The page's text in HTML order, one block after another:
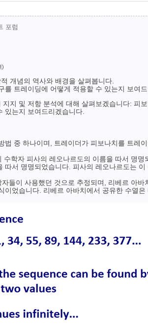
포럼
)
개념의 역사와 배경을 살펴봅니다.
를 트레이딩에 어떻게 적용할 수 있는지 보여드
지 및 저항 분석에 대해 살펴보겠습니다: 피
있는지 보여드리겠습니다.
법 중 하나이며, 트레이더가 피보나치를 트레
수학자 피사의 레오나르도의 이름을 따서 명
따서 명명되었습니다. 피사의 레오나르도는
들이 사용했던 것으로 추정되며, 리베르 아
이었습니다. 리베르 아바치에서 공유한 수열은